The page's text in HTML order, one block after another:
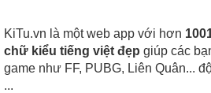
KiTu.vn là một web app với hơn
chữ kiểu tiếng việt đẹp giúp các
game như FF, PUBG, Liên Quân...
...